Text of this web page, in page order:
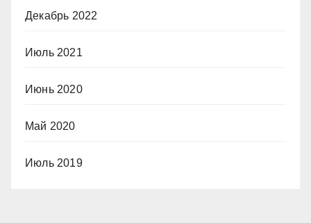
Декабрь 2022
Июль 2021
Июнь 2020
Май 2020
Июль 2019